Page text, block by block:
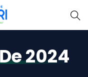
2024